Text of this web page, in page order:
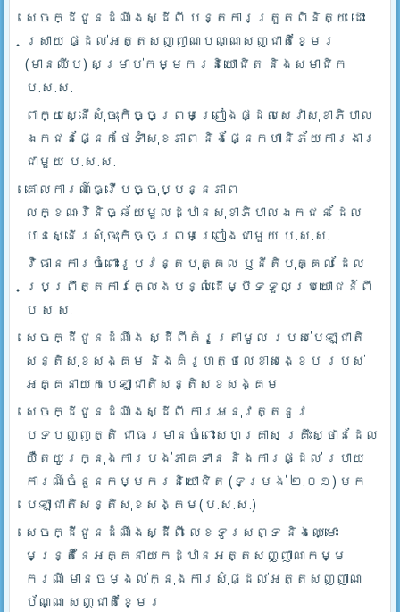
សេចក្ដីជូនដំណឹងស្ដីពី បន្តការត្រួតពិនិត្យ ដោះ
ស្រាយ ផ្ដល់អត្តសញ្ញាណបណ្ណសញ្ជាតិខ្មែរ
(មានឈីប) សម្រាប់កម្មករនិយោជិត និងសមាជិក
ប.ស.ស.
ពាក្យស្នើសុំចុះកិច្ចព្រមព្រៀងផ្ដល់សេវាសុខាភិបាល
ឯកជនផ្នែកថែទាំសុខភាព និងផ្នែកហានិភ័យការងារ
ជាមួយ ប.ស.ស.
គោលការណ៍ធ្វើបច្ចុប្បន្នភាព
លក្ខណៈវិនិច្ឆ័យមួលដ្ឋានសុខាភិបាលឯកជន ដែល
បានស្នើរសុំចុះកិច្ចព្រមព្រៀងជាមួយ ប.ស.ស.
វិធានការចំពោះរូបវន្តបុគ្គល ឫនីតិបុគ្គល ដែល
ប្រព្រឹត្តការក្លែងបន្លំដើម្បីទទួលប្រយោជន៍ពី
ប.ស.ស.
សេចក្ដីជូនដំណឹង ស្ដីពីគំរូត្រាមូល របស់បេឡាជាតិ
សន្តិសុខសង្គម និងគំរូហត្ថលេខាសង្ខេប របស់
អគ្គនាយកបេឡាជាតិសន្តិសុខសង្គម
សេចក្ដីជូនដំណឹងស្ដីពី ការអនុវត្តនូវ
បទបញ្ញត្តិ ជាធរមានចំពោះសហគ្រាស គ្រឹះស្ថានដែល
យឺតយូរក្នុងការបង់ភាគទាន និងការផ្ដល់ របាយ
ការណ៍ចំនួនកម្មករនិយោជិត (ទម្រង់ ២.០១) មក
បេឡាជាតិសន្តិសុខសង្គម(ប.ស.ស.)
សេចក្ដីជូនដំណឹងស្ដីពី លេខទូរសព្ទ និងឈ្មោះ
មន្រ្តីនៃអគ្គនាយកដ្ឋានអត្តសញ្ញាណកម្ម
ករណី មានចម្ងល់ក្នុងការសុំផ្ដល់អត្តសញ្ញាណ
ប័ណ្ណ សញ្ជាតិខ្មែរ